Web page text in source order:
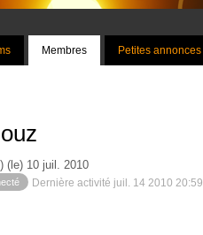
Membres Petites annonces
(le) 10 juil. 2010
Dernière activité juil. 14 2010 20:59